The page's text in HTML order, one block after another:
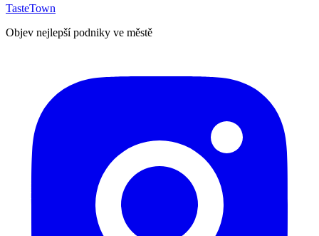
TasteTown
Objev nejlepší podniky ve městě